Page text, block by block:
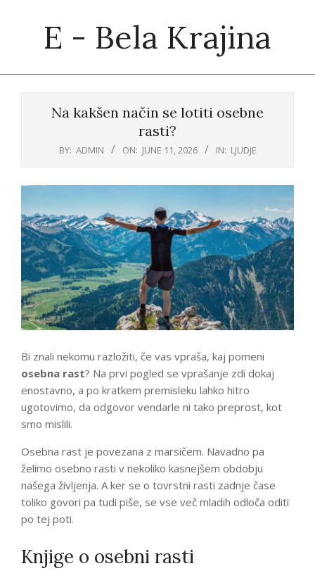
E - Bela Krajina
Na kakšen način se lotiti osebne
rasti?
BY: ADMIN ON: JUNE 11, 2026 IN: LJUDJE
Bi znali nekomu razložiti, če vas vpraša, kaj pomeni
osebna rast? Na prvi pogled se vprašanje zdi dokaj
enostavno, a po kratkem premisleku lahko hitro
ugotovimo, da odgovor vendarle ni tako preprost, kot
smo mislili.
Osebna rast je povezana z marsičem. Navadno pa
želimo osebno rasti v nekoliko kasnejšem obdobju
našega življenja. A ker se o tovrstni rasti zadnje čase
toliko govori pa tudi piše, se vse več mladih odloča oditi
po tej poti.
Knjige o osebni rasti